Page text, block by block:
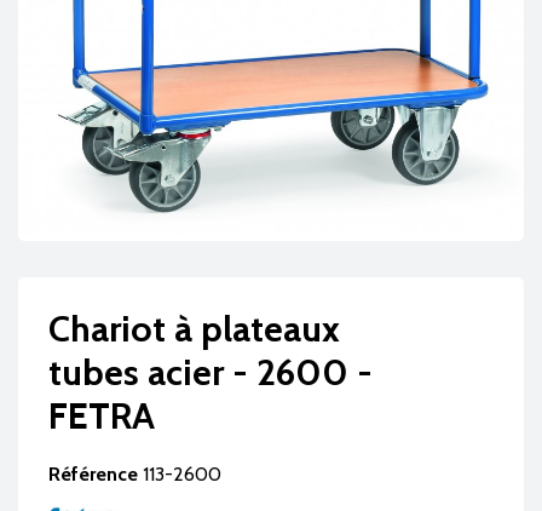
Chariot à plateaux
tubes acier - 2600 -
FETRA
Référence 113-2600